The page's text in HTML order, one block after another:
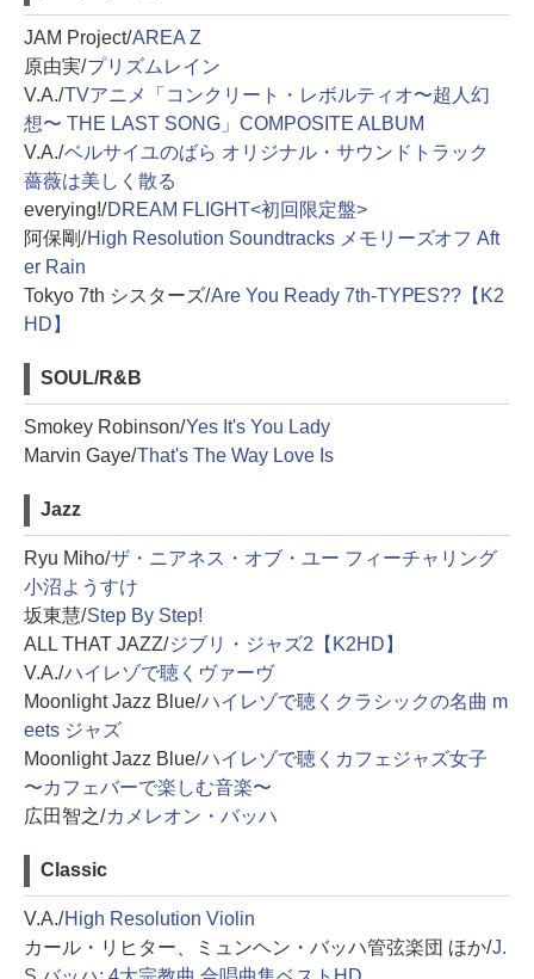
JAM Project/AREA Z
原由実/プリズムレイン
V.A./TVアニメ「コンクリート・レボルティオ〜超人幻
想〜 THE LAST SONG」COMPOSITE ALBUM
V.A./ベルサイユのばら オリジナル・サウンドトラック
薔薇は美しく散る
everying!/DREAM FLIGHT<初回限定盤>
阿保剛/High Resolution Soundtracks メモリーズオフ Aft
er Rain
Tokyo 7th シスターズ/Are You Ready 7th-TYPES??【K2
HD】
SOUL/R&B
Smokey Robinson/Yes It's You Lady
Marvin Gaye/That's The Way Love Is
Jazz
Ryu Miho/ザ・ニアネス・オブ・ユー フィーチャリング
小沼ようすけ
坂東慧/Step By Step!
ALL THAT JAZZ/ジブリ・ジャズ2【K2HD】
V.A./ハイレゾで聴くヴァーヴ
Moonlight Jazz Blue/ハイレゾで聴くクラシックの名曲 m
eets ジャズ
Moonlight Jazz Blue/ハイレゾで聴くカフェジャズ女子
〜カフェバーで楽しむ音楽〜
広田智之/カメレオン・バッハ
Classic
V.A./High Resolution Violin
カール・リヒター、ミュンヘン・バッハ管弦楽団 ほか/J.